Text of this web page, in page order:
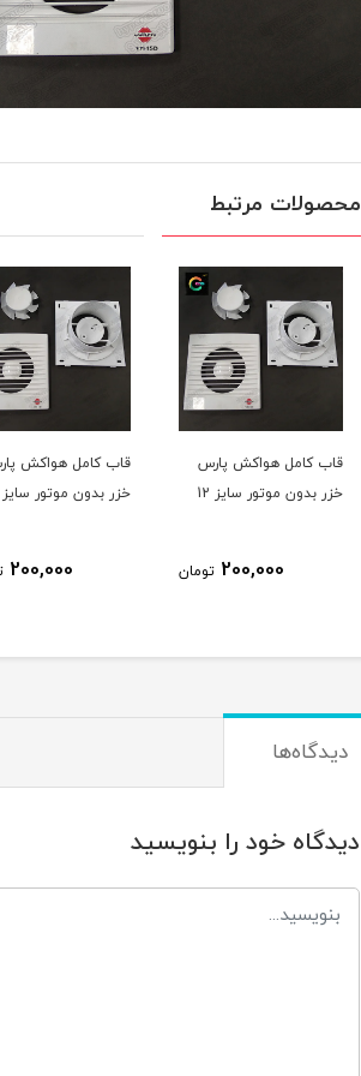
محصولات مرتبط
قاب کامل هواکش پارس
خزر بدون موتور سایز 12
200,000 تومان
قاب کامل هواکش
خزر بدون موتور سایز
200,000
دیدگاه‌ها
دیدگاه خود را بنویسید